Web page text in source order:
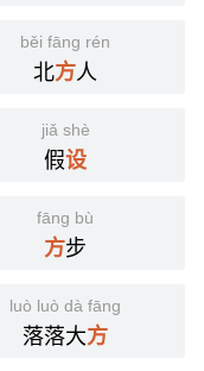
běi fāng rén
北方人
jiǎ shè
假设
fāng bù
方步
luò luò dà fāng
落落大方